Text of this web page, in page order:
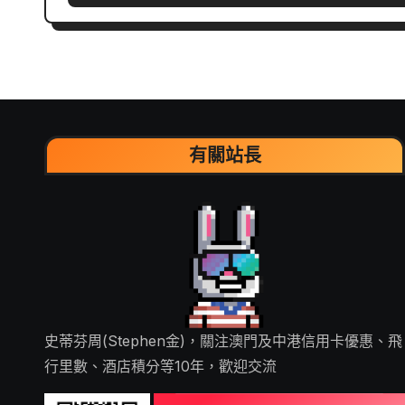
有關站長
史蒂芬周(Stephen金)，關注澳門及中港信用卡優惠、飛
行里數、酒店積分等10年，歡迎交流